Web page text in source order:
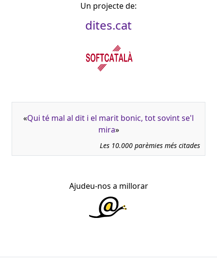
Un projecte de:
dites.cat
«Qui té mal al dit i el marit bonic, tot sovint se'l
mira»
Les 10.000 parèmies més citades
Ajudeu-nos a millorar